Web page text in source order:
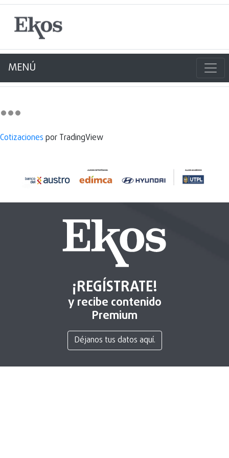
MENÚ
Cotizaciones por TradingView
¡REGÍSTRATE!
y recibe contenido
Premium
Déjanos tus datos aquí.